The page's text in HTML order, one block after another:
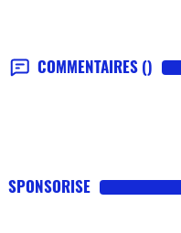
COMMENTAIRES ()
SPONSORISE